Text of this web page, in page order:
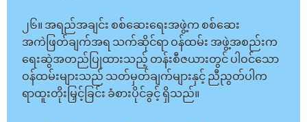
၂၆။ အရည်အချင်း စစ်ဆေးရေးအဖွဲ့က စစ်ဆေး
အကဲဖြတ်ချက်အရ သက်ဆိုင်ရာ ဝန်ထမ်း အဖွဲ့အစည်းက
ရေးဆွဲအတည်ပြုထားသည့် တန်းစီဇယားတွင် ပါဝင်သော
ဝန်ထမ်းများသည် သတ်မှတ်ချက်များနှင့် ညီညွတ်ပါက
ရာထူးတိုးမြှင့်ခြင်း ခံစားပိုင်ခွင့် ရှိသည်။